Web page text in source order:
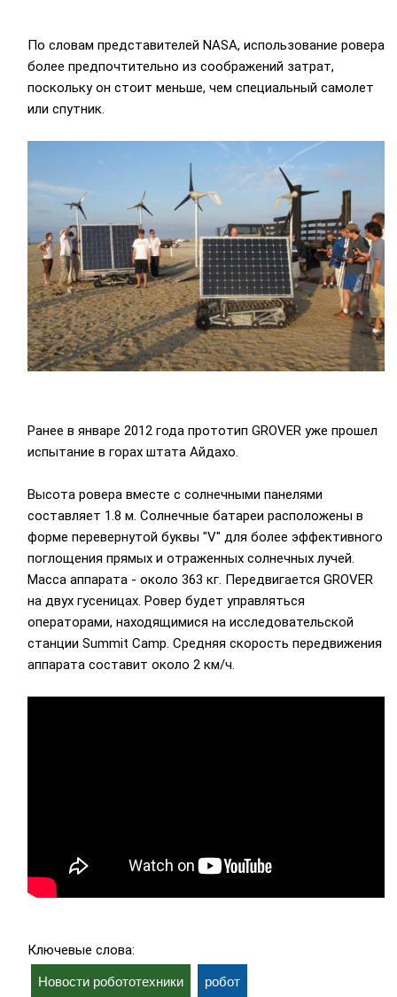
По словам представителей NASA, использование ровера
более предпочтительно из соображений затрат,
поскольку он стоит меньше, чем специальный самолет
или спутник.
Ранее в январе 2012 года прототип GROVER уже прошел
испытание в горах штата Айдахо.
Высота ровера вместе с солнечными панелями
составляет 1.8 м. Солнечные батареи расположены в
форме перевернутой буквы "V" для более эффективного
поглощения прямых и отраженных солнечных лучей.
Масса аппарата - около 363 кг. Передвигается GROVER
на двух гусеницах. Ровер будет управляться
операторами, находящимися на исследовательской
станции Summit Camp. Средняя скорость передвижения
аппарата составит около 2 км/ч.
Ключевые слова:
Новости робототехники робот